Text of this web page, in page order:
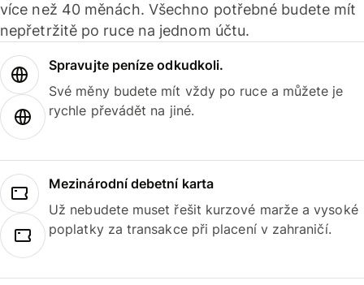
více než 40 měnách. Všechno potřebné budete mít
nepřetržitě po ruce na jednom účtu.
Spravujte peníze odkudkoli.
Své měny budete mít vždy po ruce a můžete je
rychle převádět na jiné.
Mezinárodní debetní karta
Už nebudete muset řešit kurzové marže a vysoké
poplatky za transakce při placení v zahraničí.